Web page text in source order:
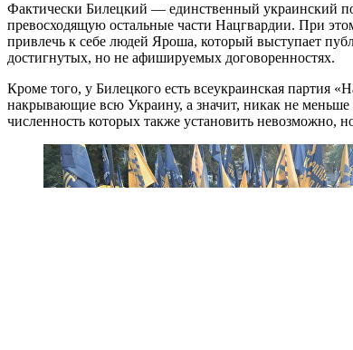
Фактически Билецкий — единственный украинский
превосходящую остальные части Нацгвардии. При
привлечь к себе людей Яроша, который выступает
достигнутых, но не афишируемых договоренностях.
Кроме того, у Билецкого есть всеукраинская партия
накрывающие всю Украину, а значит, никак не
численность которых также установить невозможно,